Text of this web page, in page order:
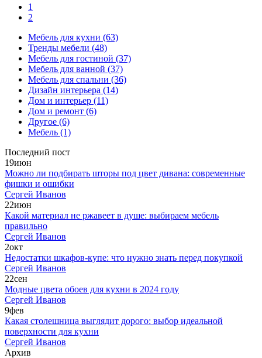
1
2
Мебель для кухни (63)
Тренды мебели (48)
Мебель для гостиной (37)
Мебель для ванной (37)
Мебель для спальни (36)
Дизайн интерьера (14)
Дом и интерьер (11)
Дом и ремонт (6)
Другое (6)
Мебель (1)
Последний пост
19июн
Можно ли подбирать шторы под цвет дивана: современные
фишки и ошибки
Сергей Иванов
22июн
Какой материал не ржавеет в душе: выбираем мебель
правильно
Сергей Иванов
2окт
Недостатки шкафов-купе: что нужно знать перед покупкой
Сергей Иванов
22сен
Модные цвета обоев для кухни в 2024 году
Сергей Иванов
9фев
Какая столешница выглядит дорого: выбор идеальной
поверхности для кухни
Сергей Иванов
Архив